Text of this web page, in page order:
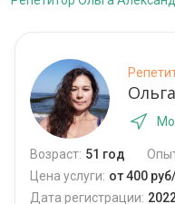
Возраст: 51 год
Цена услуги: от 400
Дата регистрации: